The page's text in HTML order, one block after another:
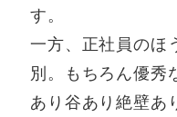
す。
一方、正社員のほ
別。もちろん優秀
あり谷あり絶壁あ